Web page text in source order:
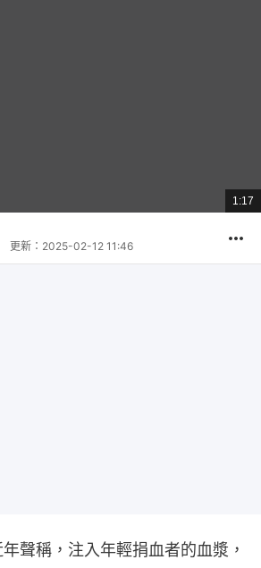
總
共
1:17
更新： 2025-02-12 11:46
聲稱，注入年輕捐血者的血漿，